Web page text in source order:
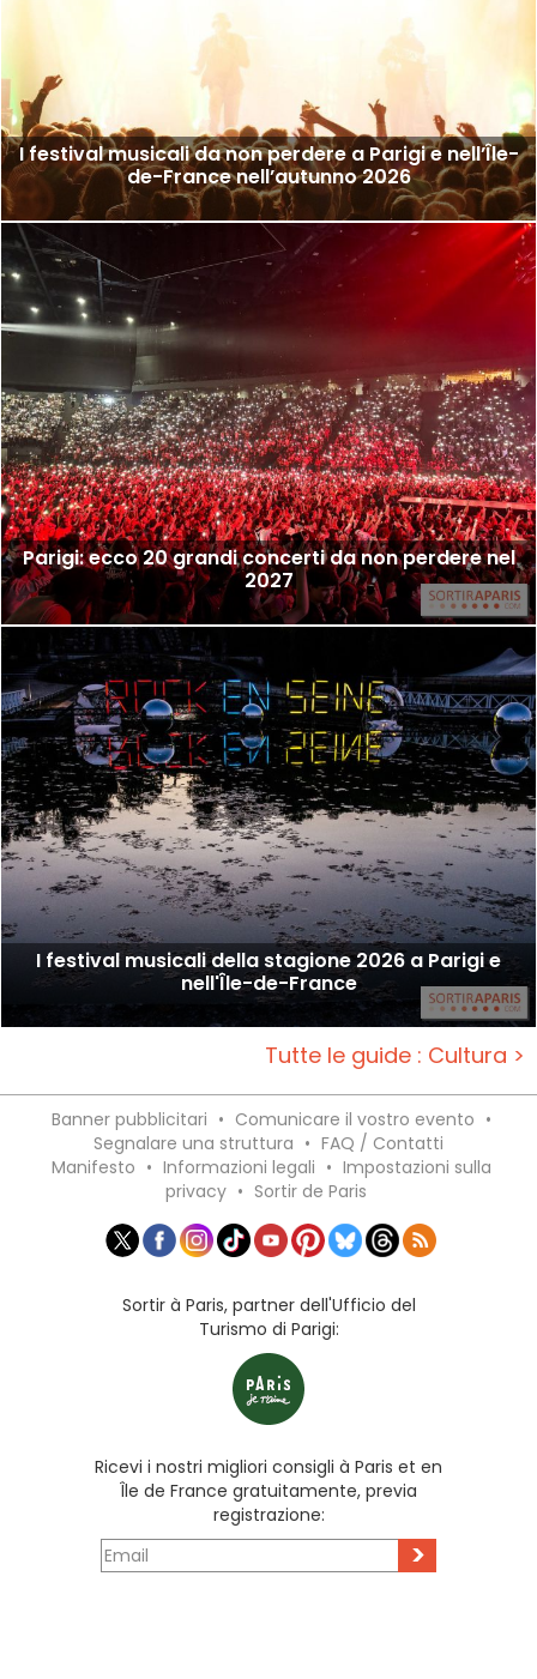
I festival musicali da non perdere a Parigi e nell’Île-
de-France nell’autunno 2026
Parigi: ecco 20 grandi concerti da non perdere nel
2027
I festival musicali della stagione 2026 a Parigi e
nell'Île-de-France
Tutte le guide : Cultura >
Banner pubblicitari • Comunicare il vostro evento •
Segnalare una struttura • FAQ / Contatti
Manifesto • Informazioni legali • Impostazioni sulla
privacy • Sortir de Paris
Sortir à Paris, partner dell'Ufficio del
Turismo di Parigi:
Ricevi i nostri migliori consigli à Paris et en
Île de France gratuitamente, previa
registrazione:
>